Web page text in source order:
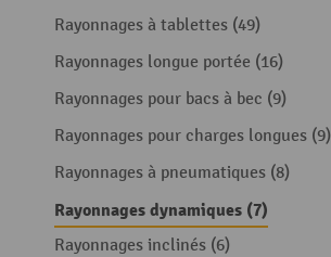
Rayonnages à tablettes (49)
Rayonnages longue portée (16)
Rayonnages pour bacs à bec (9)
Rayonnages pour charges longues (9)
Rayonnages à pneumatiques (8)
Rayonnages dynamiques (7)
Rayonnages inclinés (6)